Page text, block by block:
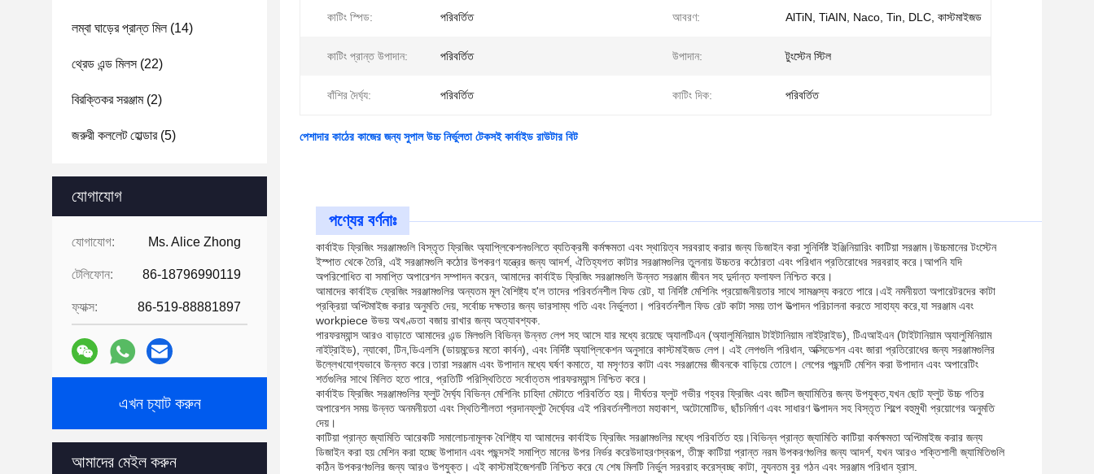
লম্বা ঘাড়ের প্রান্ত মিল(14)
থ্রেড এন্ড মিলস(22)
বিরক্তিকর সরঞ্জাম(2)
জরুরী কললেট হোল্ডার(5)
যোগাযোগ
যোগাযোগ: Ms. Alice Zhong
টেলিফোন: 86-18796990119
ফ্যাক্স: 86-519-88881897
এখন চ্যাট করুন
আমাদের মেইল ​​করুন
কাটিং স্পিড: পরিবর্তিত আবরণ: AlTiN, TiAIN, Naco, Tin, DLC, কাস্টমাইজড
কাটিং প্রান্ত উপাদান: পরিবর্তিত উপাদান: টুংস্টেন স্টিল
বাঁশির দৈর্ঘ্য: পরিবর্তিত কাটিং দিক: পরিবর্তিত
পেশাদার কাঠের কাজের জন্য সুপাল উচ্চ নির্ভুলতা টেকসই কার্বাইড রাউটার বিট
পণ্যের বর্ণনাঃ
কার্বাইড ফ্রিজিং সরঞ্জামগুলি বিস্তৃত ফ্রিজিং অ্যাপ্লিকেশনগুলিতে ব্যতিক্রমী কর্মক্ষমতা এবং স্থায়িত্ব সরবরাহ করার জন্য ডিজাইন করা সুনির্দিষ্ট ইঞ্জিনিয়ারিং কাটিয়া সরঞ্জাম।উচ্চমানের টংস্টেন
ইস্পাত থেকে তৈরি, এই সরঞ্জামগুলি কঠোর উপকরণ যন্ত্রের জন্য আদর্শ, ঐতিহ্যগত কাটার সরঞ্জামগুলির তুলনায় উচ্চতর কঠোরতা এবং পরিধান প্রতিরোধের সরবরাহ করে।আপনি যদি
অপরিশোধিত বা সমাপ্তি অপারেশন সম্পাদন করেন, আমাদের কার্বাইড ফ্রিজিং সরঞ্জামগুলি উন্নত সরঞ্জাম জীবন সহ দুর্দান্ত ফলাফল নিশ্চিত করে।
আমাদের কার্বাইড ফ্রেজিং সরঞ্জামগুলির অন্যতম মূল বৈশিষ্ট্য হ'ল তাদের পরিবর্তনশীল ফিড রেট, যা নির্দিষ্ট মেশিনিং প্রয়োজনীয়তার সাথে সামঞ্জস্য করতে পারে।এই নমনীয়তা অপারেটরদের কাটা
প্রক্রিয়া অপ্টিমাইজ করার অনুমতি দেয়, সর্বোচ্চ দক্ষতার জন্য ভারসাম্য গতি এবং নির্ভুলতা। পরিবর্তনশীল ফিড রেট কাটা সময় তাপ উত্পাদন পরিচালনা করতে সাহায্য করে,যা সরঞ্জাম এবং
workpiece উভয় অখণ্ডতা বজায় রাখার জন্য অত্যাবশ্যক.
পারফরম্যান্স আরও বাড়াতে আমাদের এন্ড মিলগুলি বিভিন্ন উন্নত লেপ সহ আসে যার মধ্যে রয়েছে অ্যালটিএন (অ্যালুমিনিয়াম টাইটানিয়াম নাইট্রাইড), টিএআইএন (টাইটানিয়াম অ্যালুমিনিয়াম
নাইট্রাইড), ন্যাকো, টিন,ডিএলসি (ডায়মন্ডের মতো কার্বন), এবং নির্দিষ্ট অ্যাপ্লিকেশন অনুসারে কাস্টমাইজড লেপ। এই লেপগুলি পরিধান, অক্সিডেশন এবং জারা প্রতিরোধের জন্য সরঞ্জামগুলির
উল্লেখযোগ্যভাবে উন্নত করে।তারা সরঞ্জাম এবং উপাদান মধ্যে ঘর্ষণ কমাতে, যা মসৃণতর কাটা এবং সরঞ্জামের জীবনকে বাড়িয়ে তোলে। লেপের পছন্দটি মেশিন করা উপাদান এবং অপারেটিং
শর্তগুলির সাথে মিলিত হতে পারে, প্রতিটি পরিস্থিতিতে সর্বোত্তম পারফরম্যান্স নিশ্চিত করে।
কার্বাইড ফ্রিজিং সরঞ্জামগুলির ফ্লুট দৈর্ঘ্য বিভিন্ন মেশিনিং চাহিদা মেটাতে পরিবর্তিত হয়। দীর্ঘতর ফ্লুট গভীর গহ্বর ফ্রিজিং এবং জটিল জ্যামিতির জন্য উপযুক্ত,যখন ছোট ফ্লুট উচ্চ গতির
অপারেশন সময় উন্নত অনমনীয়তা এবং স্থিতিশীলতা প্রদানফ্লুট দৈর্ঘ্যের এই পরিবর্তনশীলতা মহাকাশ, অটোমোটিভ, ছাঁচনির্মাণ এবং সাধারণ উত্পাদন সহ বিস্তৃত শিল্পে বহুমুখী প্রয়োগের অনুমতি
দেয়।
কাটিয়া প্রান্ত জ্যামিতি আরেকটি সমালোচনামূলক বৈশিষ্ট্য যা আমাদের কার্বাইড ফ্রিজিং সরঞ্জামগুলির মধ্যে পরিবর্তিত হয়।বিভিন্ন প্রান্ত জ্যামিতি কাটিয়া কর্মক্ষমতা অপ্টিমাইজ করার জন্য
ডিজাইন করা হয় মেশিন করা হচ্ছে উপাদান এবং পছন্দসই সমাপ্তি মানের উপর নির্ভর করেউদাহরণস্বরূপ, তীক্ষ্ণ কাটিয়া প্রান্ত নরম উপকরণগুলির জন্য আদর্শ, যখন আরও শক্তিশালী জ্যামিতিগুলি
কঠিন উপকরণগুলির জন্য আরও উপযুক্ত। এই কাস্টমাইজেশনটি নিশ্চিত করে যে শেষ মিলটি নির্ভুল সরবরাহ করেস্বচ্ছ কাটা, ন্যূনতম বুর গঠন এবং সরঞ্জাম পরিধান হ্রাস.